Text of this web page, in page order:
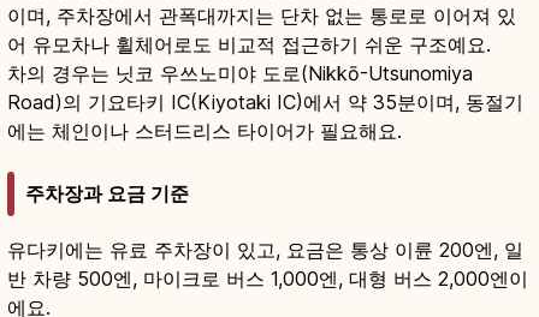
이며, 주차장에서 관폭대까지는 단차 없는 통로로 이어져 있
어 유모차나 휠체어로도 비교적 접근하기 쉬운 구조예요.
차의 경우는 닛코 우쓰노미야 도로(Nikkō-Utsunomiya
Road)의 기요타키 IC(Kiyotaki IC)에서 약 35분이며, 동절기
에는 체인이나 스터드리스 타이어가 필요해요.
주차장과 요금 기준
유다키에는 유료 주차장이 있고, 요금은 통상 이륜 200엔, 일
반 차량 500엔, 마이크로 버스 1,000엔, 대형 버스 2,000엔이
에요.